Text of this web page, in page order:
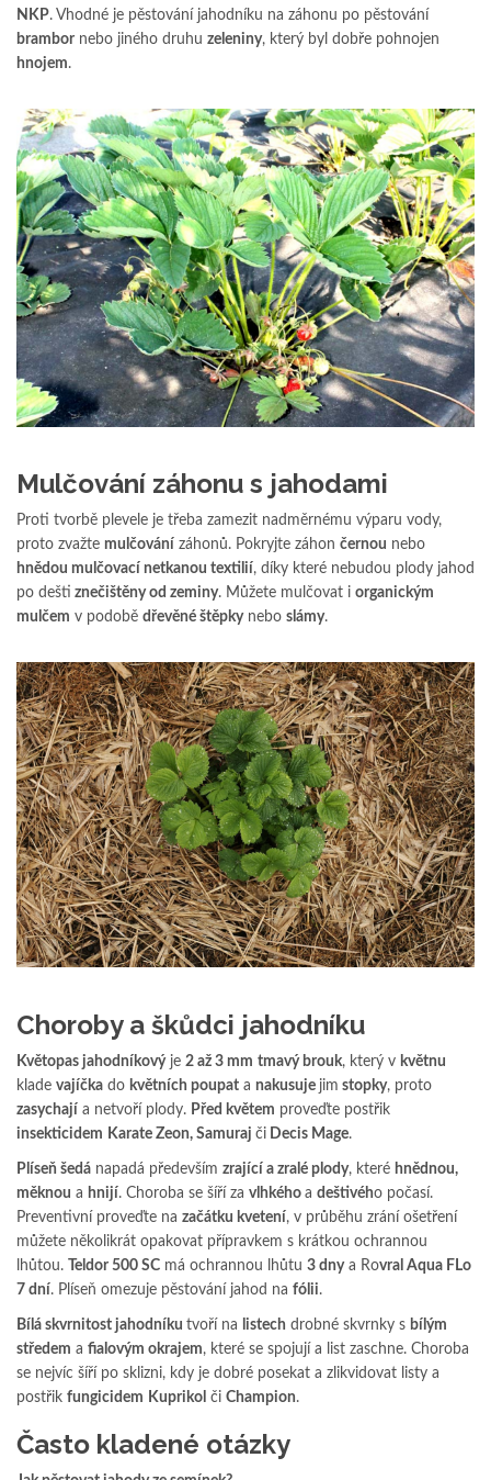
NKP. Vhodné je pěstování jahodníku na záhonu po pěstování
brambor nebo jiného druhu zeleniny, který byl dobře pohnojen
hnojem.
Mulčování záhonu s jahodami
Proti tvorbě plevele je třeba zamezit nadměrnému výparu vody,
proto zvažte mulčování záhonů. Pokryjte záhon černou nebo
hnědou mulčovací netkanou textilií, díky které nebudou plody jahod
po dešti znečištěny od zeminy. Můžete mulčovat i organickým
mulčem v podobě dřevěné štěpkynebo slámy.
Choroby a škůdci jahodníku
Květopas jahodníkovýje 2 až 3 mm tmavý brouk, který v květnu
klade vajíčka do květních poupat a nakusuje jim stopky, proto
zasychají a netvoří plody. Před květem proveďte postřik
insekticidem Karate Zeon, Samuraj či Decis Mage.
Plíseň šedá napadá především zrající a zralé plody, které hnědnou,
měknou a hnijí. Choroba se šíří za vlhkého a deštivého počasí.
Preventivní proveďte na začátku kvetení, v průběhu zrání ošetření
můžete několikrát opakovat přípravkem s krátkou ochrannou
lhůtou. Teldor 500 SC má ochrannou lhůtu 3 dnya Rovral Aqua FLo
7 dní. Plíseň omezuje pěstování jahod na fólii.
Bílá skvrnitost jahodníku tvoří na listech drobné skvrnky s bílým
středem a fialovým okrajem, které se spojují a list zaschne. Choroba
se nejvíc šíří po sklizni, kdy je dobré posekat a zlikvidovat listy a
postřik fungicidem Kuprikol či Champion.
Často kladené otázky